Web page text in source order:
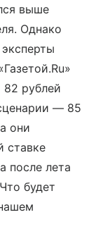
выше
Однако
рублей
— 85
они
ставке
после лета
будет